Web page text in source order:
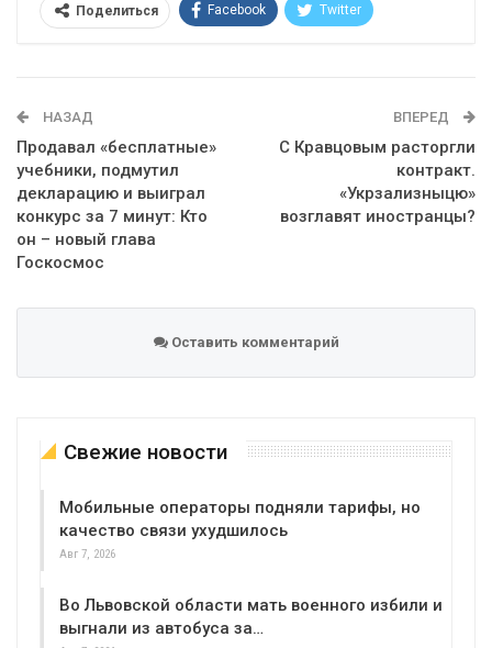
Поделиться Facebook Twitter
НАЗАД
Продавал «бесплатные»
учебники, подмутил
декларацию и выиграл
конкурс за 7 минут: Кто
он – новый глава
Госкосмос
ВПЕРЕД
С Кравцовым расторгли
контракт.
«Укрзализныцю»
возглавят иностранцы?
Оставить комментарий
Свежие новости
Мобильные операторы подняли тарифы, но
качество связи ухудшилось
Авг 7, 2026
Во Львовской области мать военного избили и
выгнали из автобуса за…